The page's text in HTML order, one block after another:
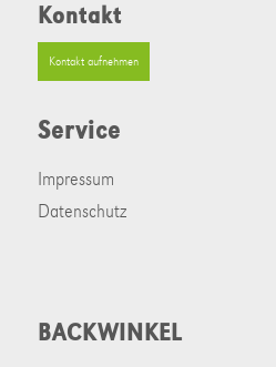
Kontakt
Kontakt aufnehmen
Service
Impressum
Datenschutz
BACKWINKEL